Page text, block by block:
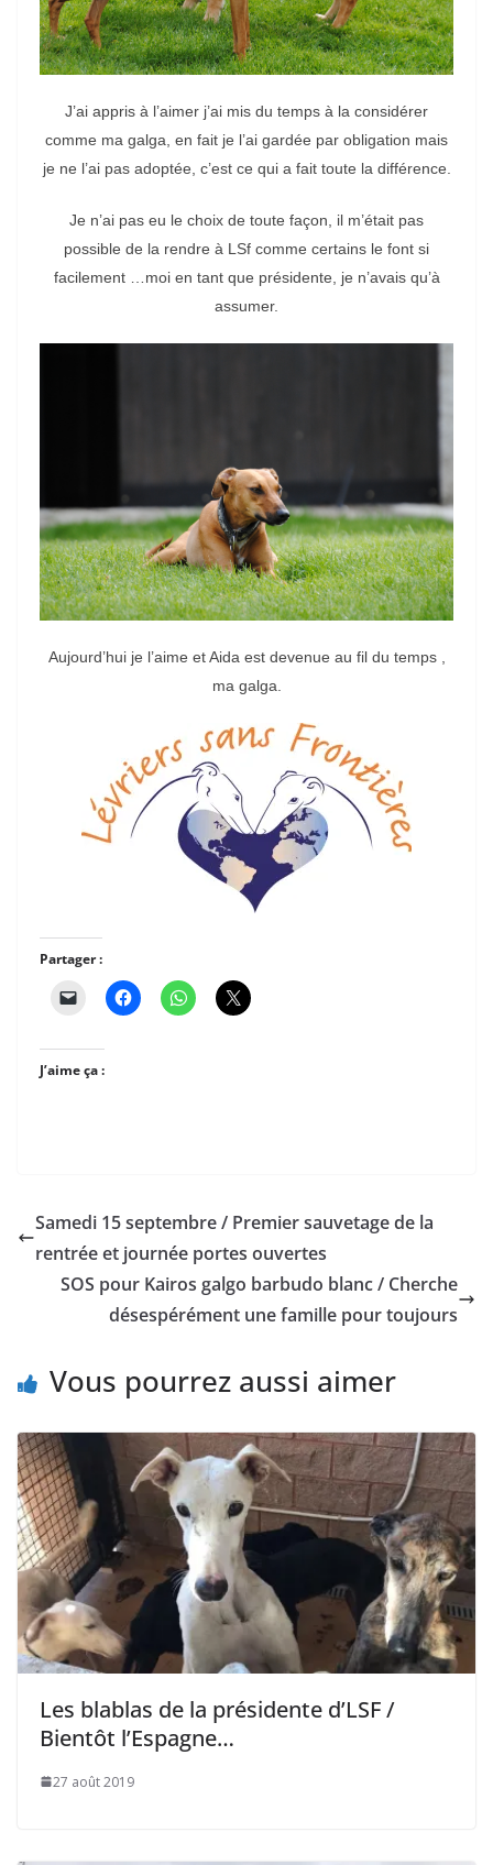
J’ai appris à l’aimer j’ai mis du temps à la considérer
comme ma galga, en fait je l’ai gardée par obligation mais
je ne l’ai pas adoptée, c’est ce qui a fait toute la différence.
Je n’ai pas eu le choix de toute façon, il m’était pas
possible de la rendre à LSf comme certains le font si
facilement …moi en tant que présidente, je n’avais qu’à
assumer.
Aujourd’hui je l’aime et Aida est devenue au fil du temps ,
ma galga.
Partager :
J’aime ça :
Samedi 15 septembre / Premier sauvetage de la
rentrée et journée portes ouvertes
SOS pour Kairos galgo barbudo blanc / Cherche
désespérément une famille pour toujours
Vous pourrez aussi aimer
Les blablas de la présidente d’LSF /
Bientôt l’Espagne…
27 août 2019